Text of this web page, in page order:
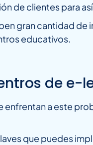
de clientes para
gran cantidad
educativos.
de e-
enfrentan a este
que puedes